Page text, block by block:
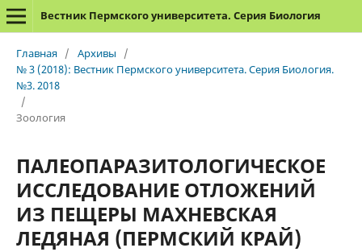
Вестник Пермского университета. Серия Биология
Главная / Архивы
/
№ 3 (2018): Вестник Пермского университета. Серия Биология.
№3. 2018
/
Зоология
ПАЛЕОПАРАЗИТОЛОГИЧЕСКОЕ
ИССЛЕДОВАНИЕ ОТЛОЖЕНИЙ
ИЗ ПЕЩЕРЫ МАХНЕВСКАЯ
ЛЕДЯНАЯ (ПЕРМСКИЙ КРАЙ)